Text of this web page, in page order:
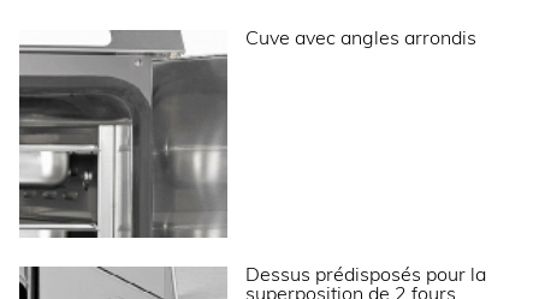
Profondeur (mm)
Largeur (mm)
Hauteur (mm)
Poids net (kg)
Dimensions extérieures (LxPxH) (mm)
ALIMENTATION
Cuve avec angles arrondis
Dessus prédisposés pour la